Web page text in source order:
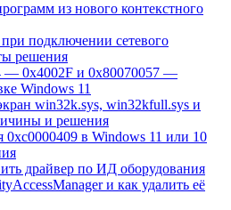
из нового контекстного
подключении сетевого
решения
— 0x4002F и 0x80070057 —
Windows 11
win32k.sys, win32kfull.sys и
и решения
в Windows 11 или 10
драйвер по ИД оборудования
и как удалить её